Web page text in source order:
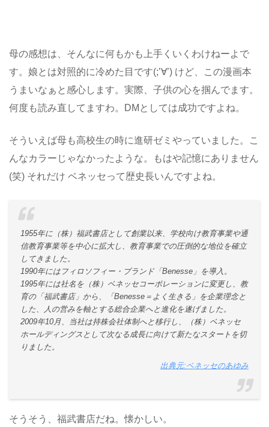
母の感想は、そんなに何もかも上手くいくわけねーよで
す。娘とは対照的に冷めた目です(;’∀’) けど、この漫画本
うまいなぁと感心します。実際、子供の心を掴んでます。
何度も読み直してますわ。DMとしては成功ですよね。
そういえば母も高校生の時に進研ゼミやっていました。こ
んなカラーじゃなかったような。もはや記憶にありません
(笑) それだけ ベネッセって歴史長いんですよね。
1955年に（株）福武書店として創業以来、学校向け教育事業や通
信教育事業等を中心に拡大し、教育事業での圧倒的な地位を確立
してきました。
1990年にはフィロソフィー・ブランド「Benesse」を導入。
1995年には社名を（株）ベネッセコーポレーションに変更し、教
育の「福武書店」から、「Benesse＝よく生きる」を企業理念と
した、人の営みを軸とする総合企業へと進化を遂げました。
2009年10月、当社は持株会社体制へと移行し、（株）ベネッセ
ホールディングスとして次なる成長に向けて新たなスタートを切
りました。
出典元:ベネッセのあゆみ
そうそう、福武書店だね。懐かしい。